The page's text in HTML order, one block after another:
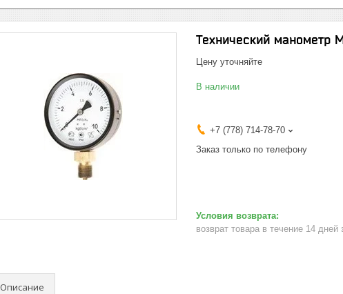
Технический манометр
Цену уточняйте
В наличии
+7 (778) 714-78-70
Заказ только по телефону
возврат товара в течение 14 дней
Описание